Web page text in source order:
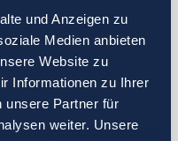
und Anzeigen zu
Medien anbieten
Website zu
Informationen zu Ihrer
unsere Partner für
weiter. Unsere